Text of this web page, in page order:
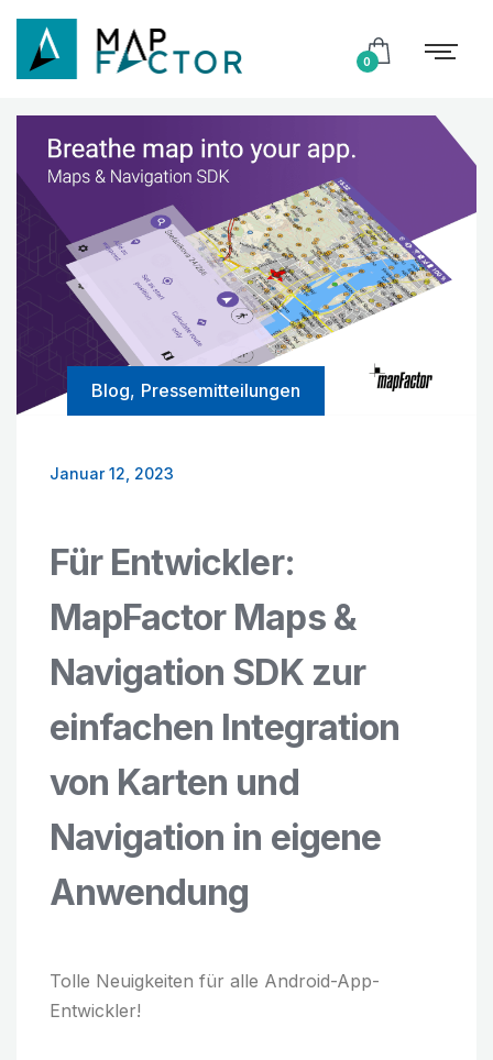
0
Blog, Pressemitteilungen
Januar 12, 2023
Für Entwickler:
MapFactor Maps &
Navigation SDK zur
einfachen Integration
von Karten und
Navigation in eigene
Anwendung
Tolle Neuigkeiten für alle Android-App-
Entwickler!